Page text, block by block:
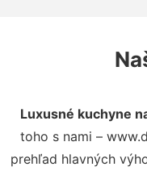
Luxusné kuchyne
toho s nami –
prehľad hlavných